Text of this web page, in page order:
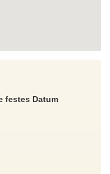
festes Datum